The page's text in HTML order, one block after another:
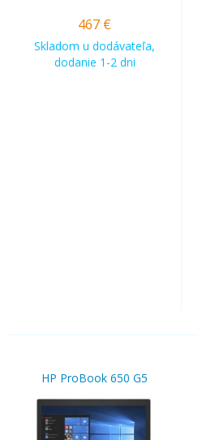
467 €
Skladom u dodávateľa,
dodanie 1-2 dni
HP ProBook 650 G5